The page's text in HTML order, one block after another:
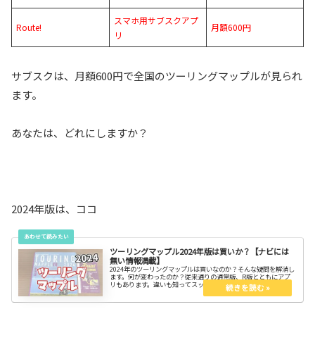
Route!
スマホ用サブスクアプ
リ
月額600円
サブスクは、月額600円で全国のツーリングマップルが見られ
ます。
あなたは、どれにしますか？
2024年版は、ココ
ツーリングマップル2024年版は買いか？【ナビには
無い情報満載】
2024年のツーリングマップルは買いなのか？そんな疑問を解消し
ます。何が変わったのか？従来通りの通常版、R版とともにアプ
リもあります。違いも知ってスッキリしよう。